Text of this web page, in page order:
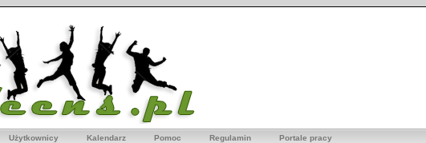
Użytkownicy Kalendarz Pomoc Regulamin Portale pracy